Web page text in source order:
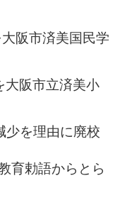
阪市済美国民学
阪市立済美小
を理由に廃校
育勅語からとら